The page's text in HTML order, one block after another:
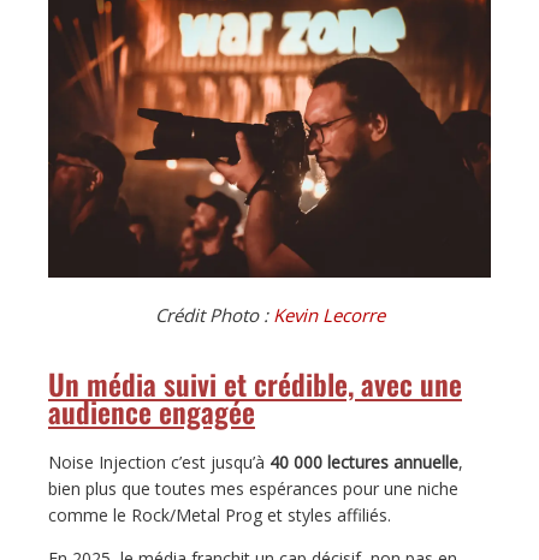
Crédit Photo : Kevin Lecorre
Un média suivi et crédible, avec une
audience engagée
Noise Injection c’est jusqu’à 40 000 lectures annuelle,
bien plus que toutes mes espérances pour une niche
comme le Rock/Metal Prog et styles affiliés.